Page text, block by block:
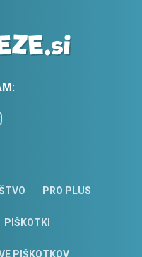
PRO PLUS
PIŠKOTKI
PIŠKOTKOV